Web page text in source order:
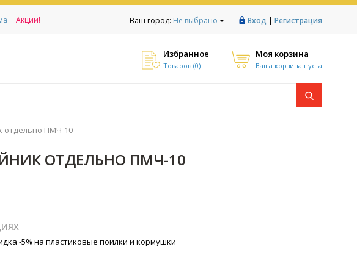
Ваш город: Не выбрано Вход | Регистрация
Акции!
Избранное
Товаров (0)
Моя корзина
Ваша корзина пуста
отдельно ПМЧ-10
ОТДЕЛЬНО ПМЧ-10
-5% на пластиковые поилки и кормушки